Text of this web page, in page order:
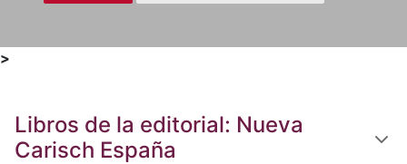
>
Libros de la editorial: Nueva
Carisch España